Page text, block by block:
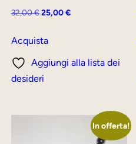
32,00€ Il
originale
32,00 €.
25,00€Il
25,00 €.
Acquista
Aggiungi alla lista dei
desideri
In offerta!